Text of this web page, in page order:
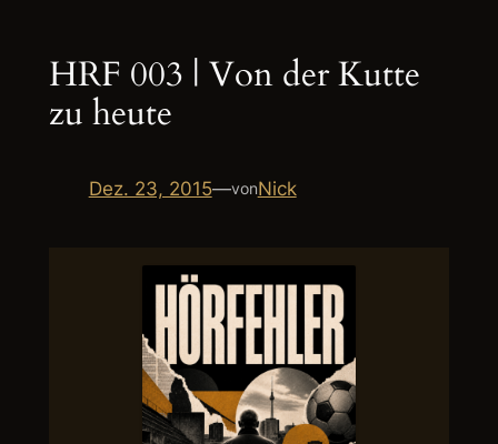
HRF 003 | Von der Kutte
zu heute
Dez. 23, 2015—vonNick